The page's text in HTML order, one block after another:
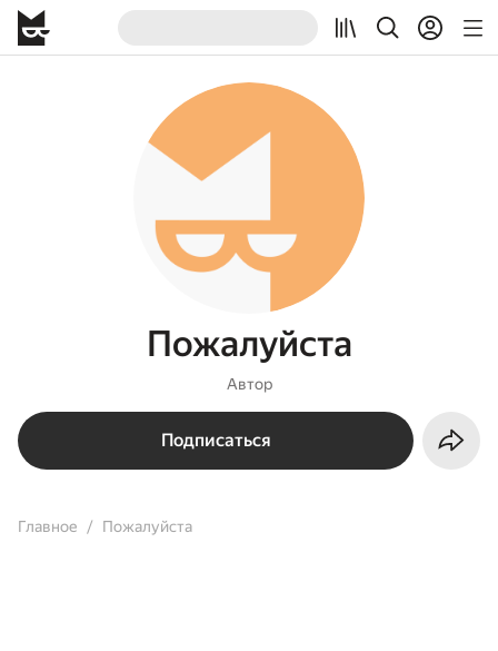
Пожалуйста
Автор
Подписаться
Главное Пожалуйста